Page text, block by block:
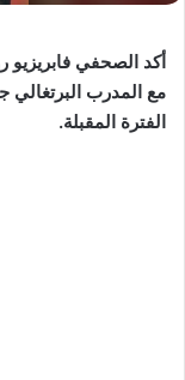
أكد الصحفي فابريزيو
مع المدرب البرتغالي
الفترة المقبلة.